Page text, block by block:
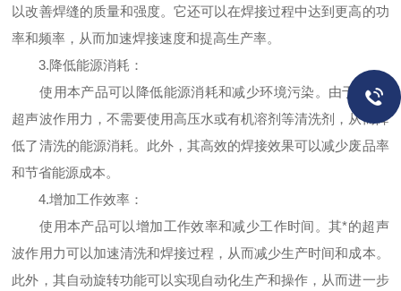
以改善焊缝的质量和强度。它还可以在焊接过程中达到更高的功
率和频率，从而加速焊接速度和提高生产率。
3.降低能源消耗：
使用本产品可以降低能源消耗和减少环境污染。由于其*的
超声波作用力，不需要使用高压水或有机溶剂等清洗剂，从而降
低了清洗的能源消耗。此外，其高效的焊接效果可以减少废品率
和节省能源成本。
4.增加工作效率：
使用本产品可以增加工作效率和减少工作时间。其*的超声
波作用力可以加速清洗和焊接过程，从而减少生产时间和成本。
此外，其自动旋转功能可以实现自动化生产和操作，从而进一步